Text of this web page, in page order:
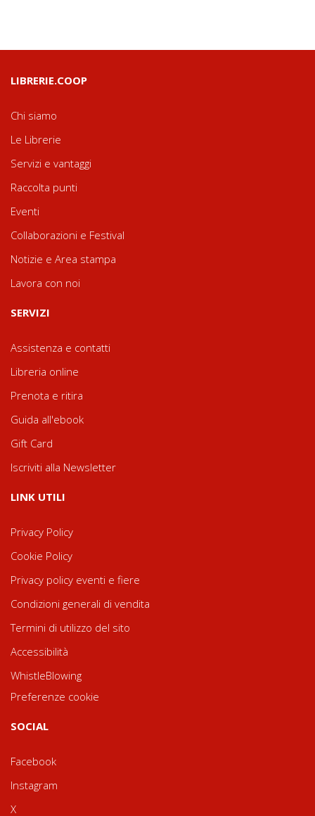
LIBRERIE.COOP
Chi siamo
Le Librerie
Servizi e vantaggi
Raccolta punti
Eventi
Collaborazioni e Festival
Notizie e Area stampa
Lavora con noi
SERVIZI
Assistenza e contatti
Libreria online
Prenota e ritira
Guida all'ebook
Gift Card
Iscriviti alla Newsletter
LINK UTILI
Privacy Policy
Cookie Policy
Privacy policy eventi e fiere
Condizioni generali di vendita
Termini di utilizzo del sito
Accessibilità
WhistleBlowing
Preferenze cookie
SOCIAL
Facebook
Instagram
X